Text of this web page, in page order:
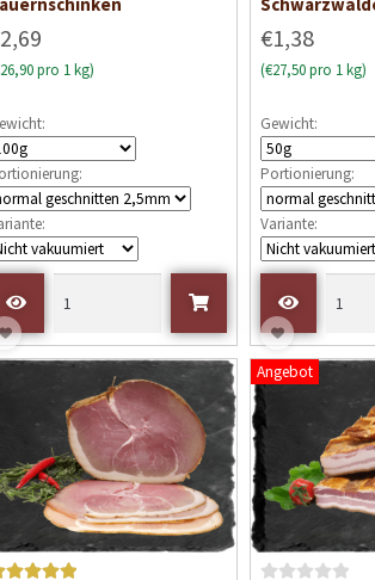
pro 1 kg)
w
e
t
e
t
m
i
0
o
n
5
€1,38
(€27,50 pro 1 kg)
Gewicht:
Portionierung:
Variante:
Angebot